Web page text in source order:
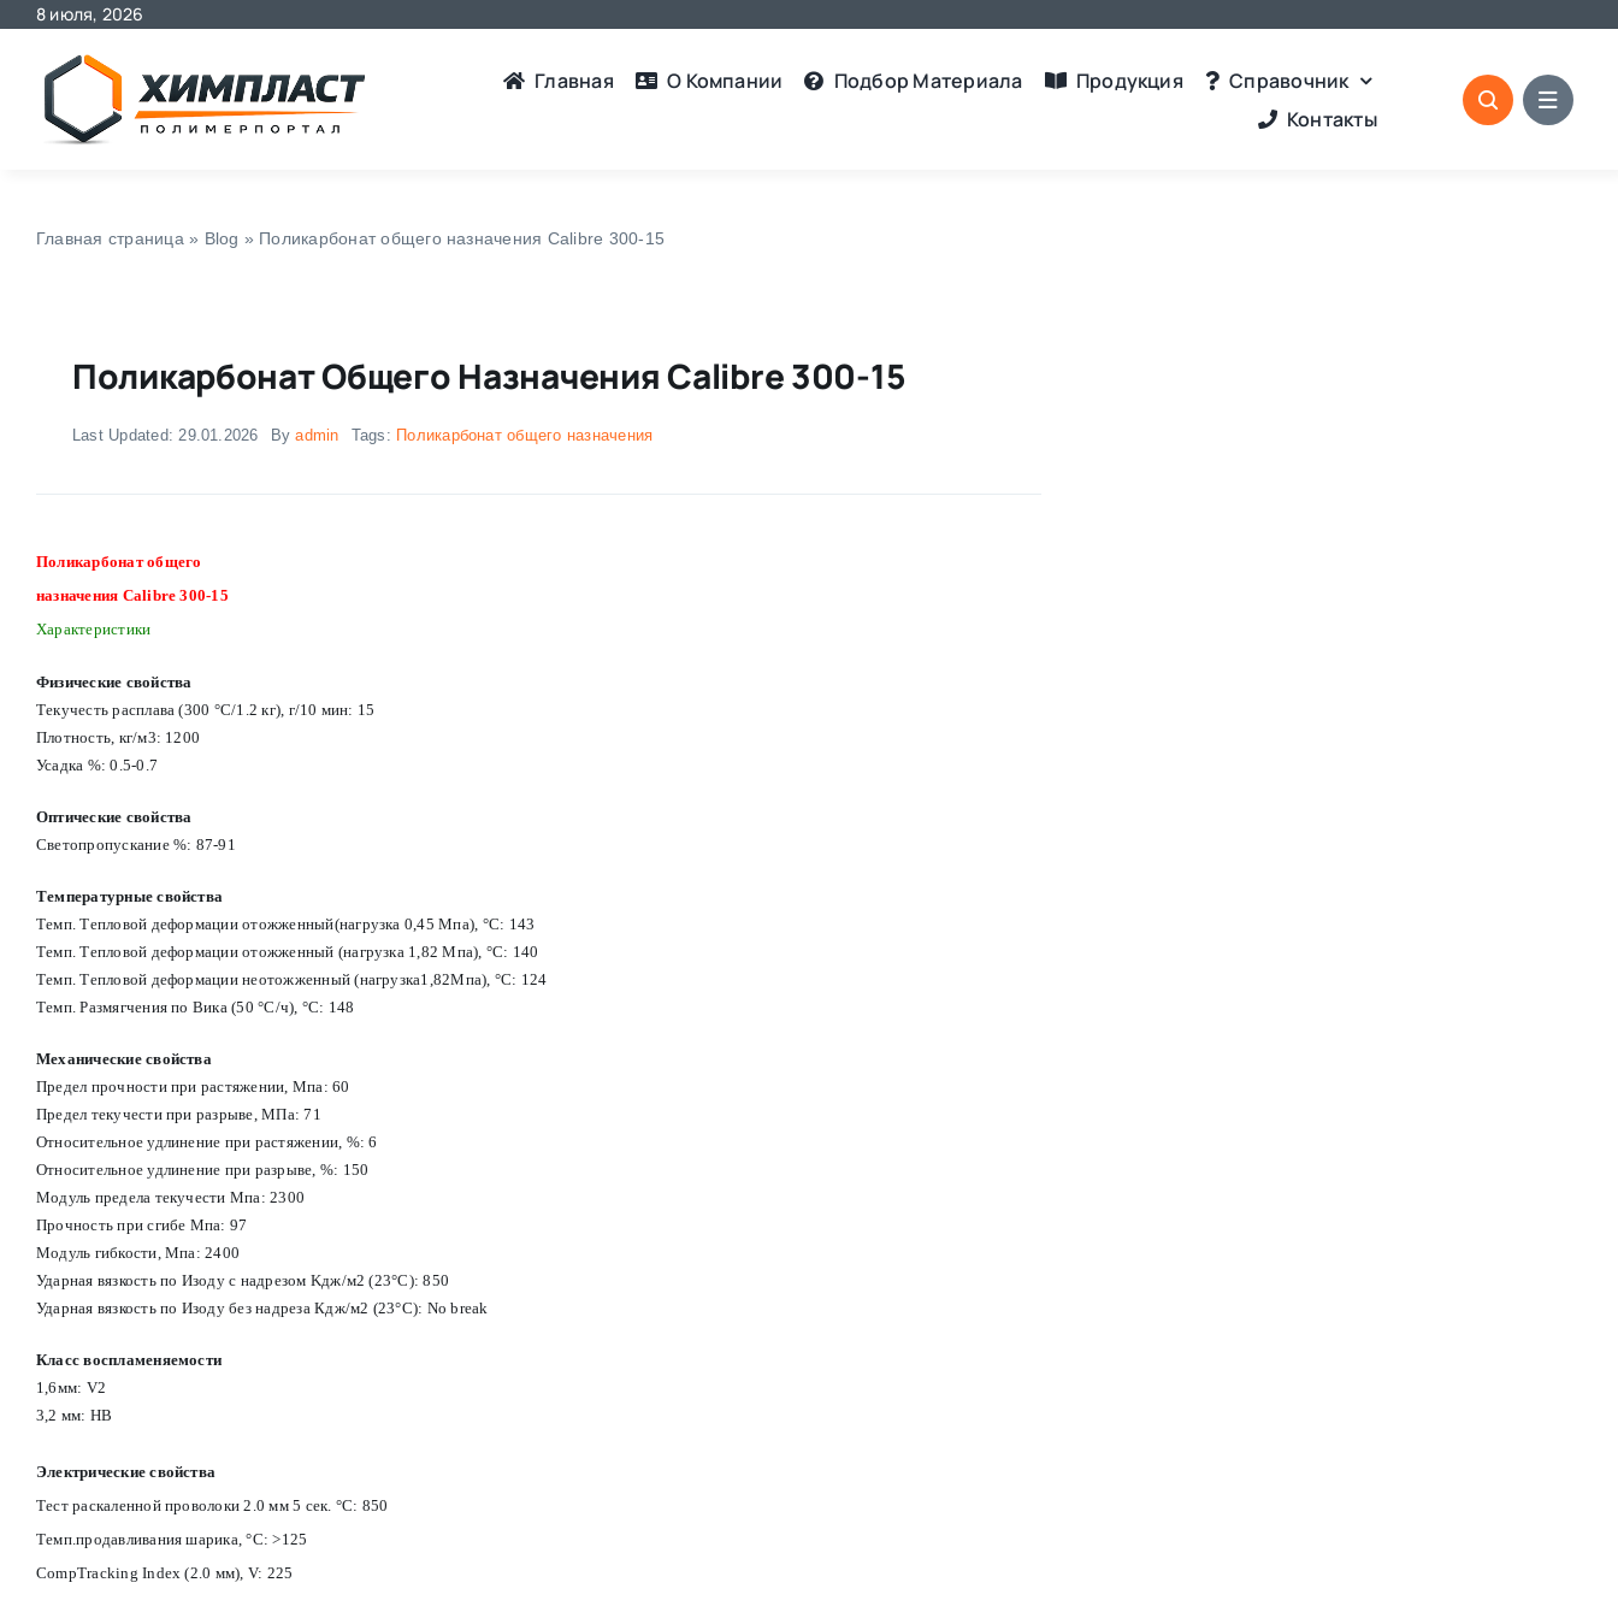
Skip
content
8 июля, 2026
Главная О Компании Подбор Материалa Продукция
Справочник
Контакты
Главная страница » Blog » Поликарбонат общего назначения Calibre 300-15
Поликарбонат Общего Назначения Calibre 300-15
Last Updated: 29.01.2026 Byadmin Tags: Поликарбонат общего назначения
Поликарбонат общего
назначения Calibre 300-15
Характеристики
Физические свойства
Текучесть расплава (300 °C/1.2 кг), г/10 мин: 15
Плотность, кг/м3: 1200
Усадка %: 0.5-0.7
Оптические свойства
Светопропускание %: 87-91
Температурные свойства
Темп. Тепловой деформации отожженный(нагрузка 0,45 Мпа), °C: 143
Темп. Тепловой деформации отожженный (нагрузка 1,82 Мпа), °С: 140
Темп. Тепловой деформации неотожженный (нагрузка1,82Мпа), °С: 124
Темп. Размягчения по Вика (50 °С/ч), °С: 148
Механические свойства
Предел прочности при растяжении, Мпа: 60
Предел текучести при разрыве, МПа: 71
Относительное удлинение при растяжении, %: 6
Относительное удлинение при разрыве, %: 150
Модуль предела текучести Мпа: 2300
Прочность при сгибе Мпа: 97
Модуль гибкости, Мпа: 2400
Ударная вязкость по Изоду с надрезом Kдж/м2 (23°С): 850
Ударная вязкость по Изоду без надреза Кдж/м2 (23°С): No break
Класс воспламеняемости
1,6мм: V2
3,2 мм: HB
Электрические свойства
Тест раскаленной проволоки 2.0 мм 5 сек. °С: 850
Темп.продавливания шарика, °С: >125
CompTracking Index (2.0 мм), V: 225